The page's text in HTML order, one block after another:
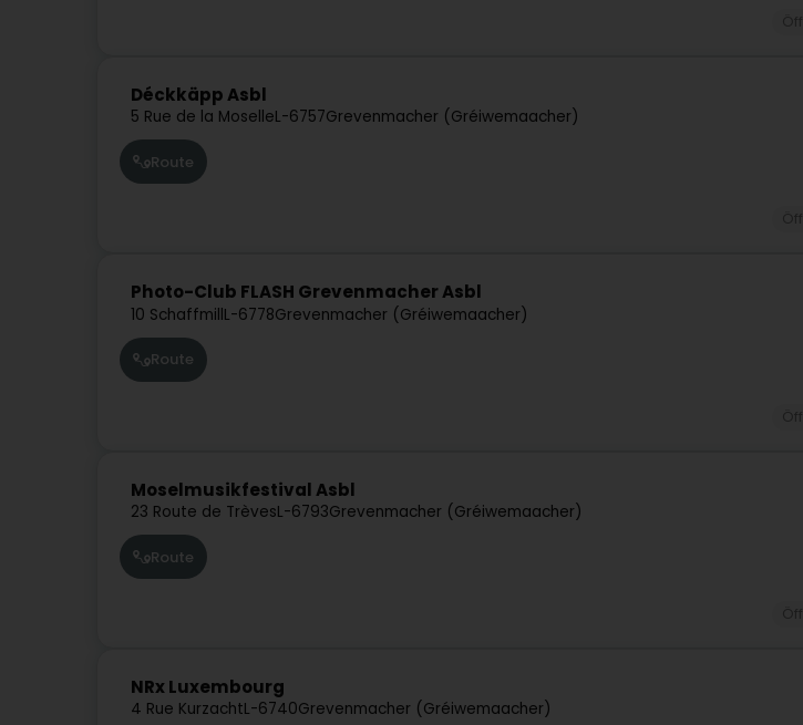
Déckkäpp Asbl
5 Rue de la MoselleL-6757Grevenmacher (Gréiwemaacher)
Route
Photo-Club FLASH Grevenmacher Asbl
10 SchaffmillL-6778Grevenmacher (Gréiwemaacher)
Route
Moselmusikfestival Asbl
23 Route de TrèvesL-6793Grevenmacher (Gréiwemaacher)
Route
NRx Luxembourg
4 Rue KurzachtL-6740Grevenmacher (Gréiwemaacher)